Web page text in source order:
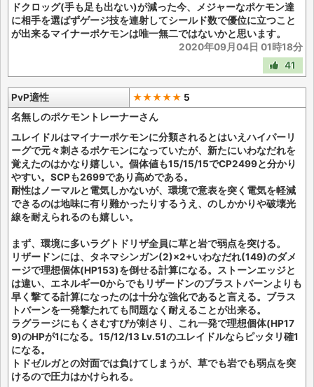
ドクロッグ(手も足も出ない)が減った今、メジャーなポケモン達
に相手を選ばずゲージ技を連射してシールド数で優位に立つこと
が出来るマイナーポケモンは唯一無二ではないかと思います。
2020年09月04日 01時18分
41
PvP適性 ★★★★★ 5
名無しのポケモントレーナーさん
ユレイドルはマイナーポケモンに分類されるとはいえハイパーリ
ーグで元々刺さるポケモンになっていたが、新たにいわなだれを
覚えたのはかなり嬉しい。個体値も15/15/15でCP2499と分かり
やすい。SCPも2699であり高めである。
耐性はノーマルと電気しかないが、環境で意表を突く電気を軽減
できるのは地味に有り難かったりするうえ、のしかかりや破壊光
線を耐えられるのも嬉しい。
まず、環境に多いラグトドリザ全員に草と岩で弱点を突ける。
リザードンには、タネマシンガン(2)×2+いわなだれ(149)のダメ
ージで理想個体(HP153)を倒せる計算になる。ストーンエッジと
は違い、エネルギー0からでもリザードンのブラストバーンよりも
早く撃てる計算になったのは十分な強化であると言える。ブラス
トバーンを一発撃たれても問題なく耐えることが出来る。
ラグラージにもくさむすびが刺さり、これ一発で理想個体(HP17
9)のHPが1になる。15/12/13 Lv.51のユレイドルならピッタリ確1
になる。
トドゼルガとの対面では負けてしまうが、草でも岩でも弱点を突
けるので圧力はかけられる。